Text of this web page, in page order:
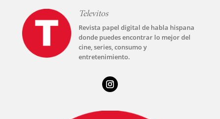
Televitos
Revista papel digital de habla hispana
donde puedes encontrar lo mejor del
cine, series, consumo y
entretenimiento.